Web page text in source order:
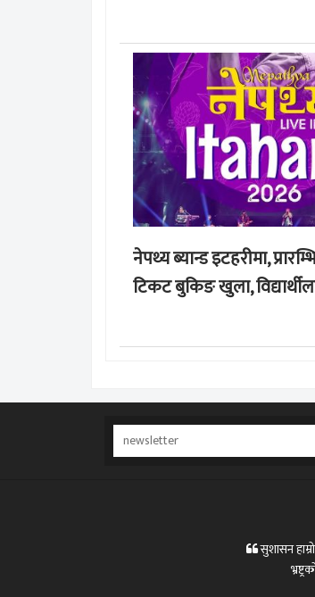
नेपथ्य ब्यान्ड इटहरीमा,
टिकट बुकिङ खुला,
सुशासन